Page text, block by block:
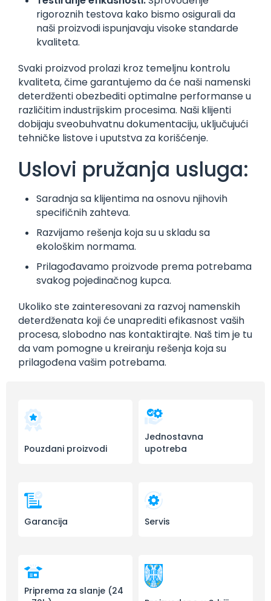
rigoroznih testova kako bismo osigurali da
naši proizvodi ispunjavaju visoke standarde
kvaliteta.
Svaki proizvod prolazi kroz temeljnu kontrolu
kvaliteta, čime garantujemo da će naši namenski
deterdženti obezbediti optimalne performanse u
različitim industrijskim procesima. Naši klijenti
dobijaju sveobuhvatnu dokumentaciju, uključujući
tehničke listove i uputstva za korišćenje.
Uslovi pružanja usluga:
Saradnja sa klijentima na osnovu njihovih
specifičnih zahteva.
Razvijamo rešenja koja su u skladu sa
ekološkim normama.
Prilagođavamo proizvode prema potrebama
svakog pojedinačnog kupca.
Ukoliko ste zainteresovani za razvoj namenskih
deterdženata koji će unaprediti efikasnost vaših
procesa, slobodno nas kontaktirajte. Naš tim je tu
da vam pomogne u kreiranju rešenja koja su
prilagođena vašim potrebama.
Pouzdani proizvodi
Jednostavna
upotreba
Garancija Servis
Priprema za slanje (24